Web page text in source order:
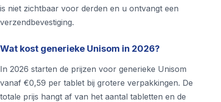
is niet zichtbaar voor derden en u ontvangt een
verzendbevestiging.
Wat kost generieke Unisom in 2026?
In 2026 starten de prijzen voor generieke Unisom
vanaf €0,59 per tablet bij grotere verpakkingen. De
totale prijs hangt af van het aantal tabletten en de